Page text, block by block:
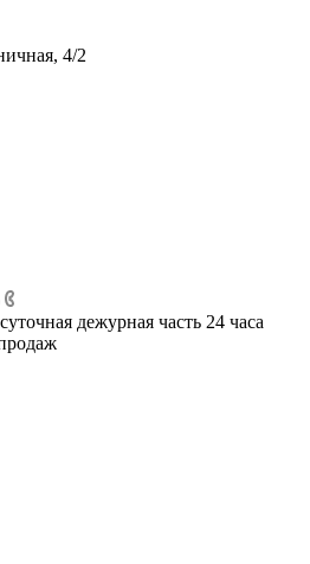
4/2
дежурная часть 24 часа